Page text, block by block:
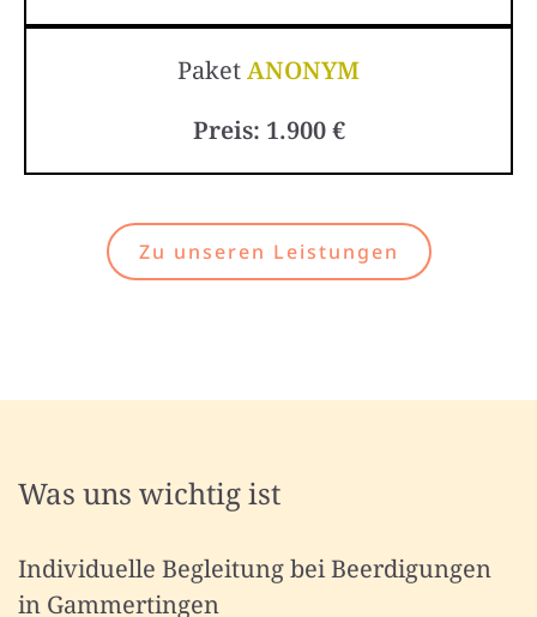
PaketANONYM
Preis: 1.900 €
Zu unseren Leistungen
Was uns wichtig ist
Individuelle Begleitung bei Beerdigungen
in Gammertingen